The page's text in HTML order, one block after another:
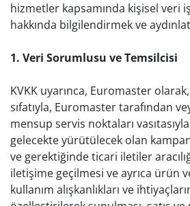
hizmetler kapsamında kişisel veri
hakkında bilgilendirmek ve
1. Veri Sorumlusu ve Temsilcisi
KVKK uyarınca, Euromaster
sıfatıyla, Euromaster tarafından
mensup servis noktaları
gelecekte yürütülecek olan
ve gerektiğinde ticari iletiler
iletişime geçilmesi ve ayrıca ürün
kullanım alışkanlıkları ve